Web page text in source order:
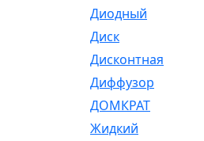
Диодный
Диск
Дисконтная
Диффузор
ДОМКРАТ
Жидкий